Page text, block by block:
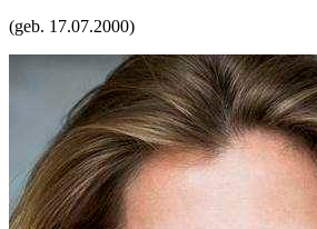
(geb. 17.07.2000)